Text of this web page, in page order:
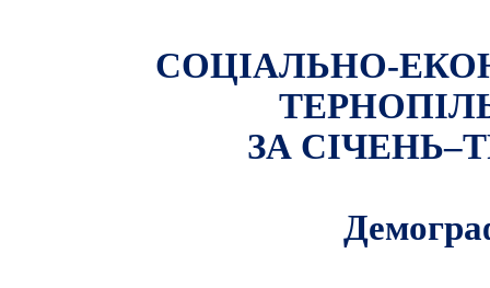
СОЦІАЛЬНО-
ЗА